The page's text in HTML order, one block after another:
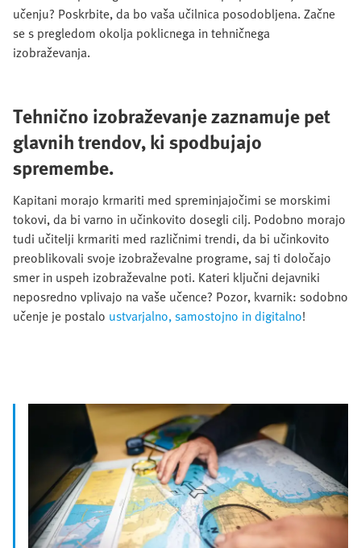
učenju? Poskrbite, da bo vaša učilnica posodobljena. Začne
se s pregledom okolja poklicnega in tehničnega
izobraževanja.
Tehnično izobraževanje zaznamuje pet
glavnih trendov, ki spodbujajo
spremembe.
Kapitani morajo krmariti med spreminjajočimi se morskimi
tokovi, da bi varno in učinkovito dosegli cilj. Podobno morajo
tudi učitelji krmariti med različnimi trendi, da bi učinkovito
preoblikovali svoje izobraževalne programe, saj ti določajo
smer in uspeh izobraževalne poti. Kateri ključni dejavniki
neposredno vplivajo na vaše učence? Pozor, kvarnik: sodobno
učenje je postalo ustvarjalno, samostojno in digitalno!